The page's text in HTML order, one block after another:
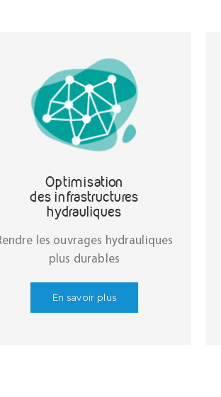
Optimisation
des infrastructures
hydrauliques
les ouvrages hydrauliques
plus durables
En savoir plus